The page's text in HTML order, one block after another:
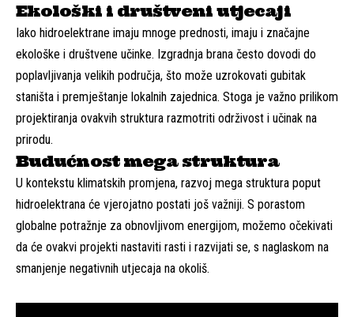
Ekološki i društveni utjecaji
Iako hidroelektrane imaju mnoge prednosti, imaju i značajne
ekološke i društvene učinke. Izgradnja brana često dovodi do
poplavljivanja velikih područja, što može uzrokovati gubitak
staništa i premještanje lokalnih zajednica. Stoga je važno prilikom
projektiranja ovakvih struktura razmotriti održivost i učinak na
prirodu.
Budućnost mega struktura
U kontekstu klimatskih promjena, razvoj mega struktura poput
hidroelektrana će vjerojatno postati još važniji. S porastom
globalne potražnje za obnovljivom energijom, možemo očekivati
da će ovakvi projekti nastaviti rasti i razvijati se, s naglaskom na
smanjenje negativnih utjecaja na okoliš.